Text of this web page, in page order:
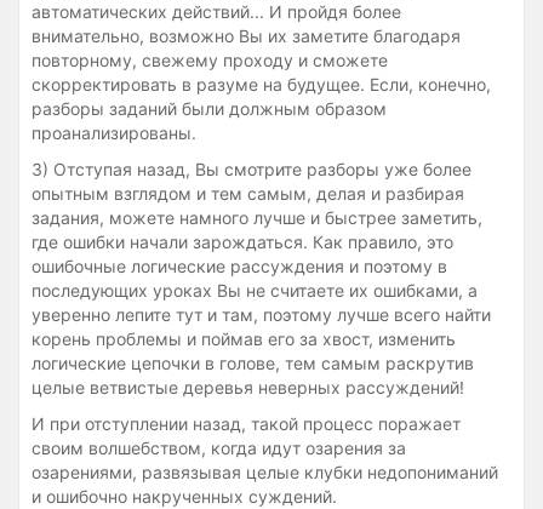
автоматических действий... И пройдя более
внимательно, возможно Вы их заметите благодаря
повторному, свежему проходу и сможете
скорректировать в разуме на будущее. Если, конечно,
разборы заданий были должным образом
проанализированы.
3) Отступая назад, Вы смотрите разборы уже более
опытным взглядом и тем самым, делая и разбирая
задания, можете намного лучше и быстрее заметить,
где ошибки начали зарождаться. Как правило, это
ошибочные логические рассуждения и поэтому в
последующих уроках Вы не считаете их ошибками, а
уверенно лепите тут и там, поэтому лучше всего найти
корень проблемы и поймав его за хвост, изменить
логические цепочки в голове, тем самым раскрутив
целые ветвистые деревья неверных рассуждений!
И при отступлении назад, такой процесс поражает
своим волшебством, когда идут озарения за
озарениями, развязывая целые клубки недопониманий
и ошибочно накрученных суждений.